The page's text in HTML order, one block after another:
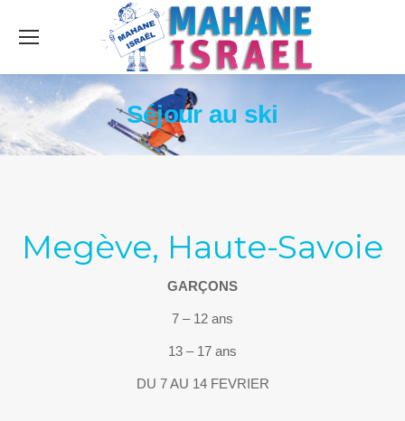
Séjour au ski
Megève, Haute-Savoie
GARÇONS
7 – 12 ans
13 – 17 ans
DU 7 AU 14 FEVRIER